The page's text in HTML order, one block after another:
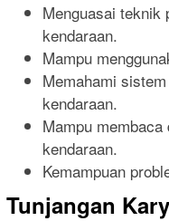
Menguasai teknik
kendaraan.
Mampu
Memahami
kendaraan.
Mampu
kendaraan.
Kemampuan
Tunjangan